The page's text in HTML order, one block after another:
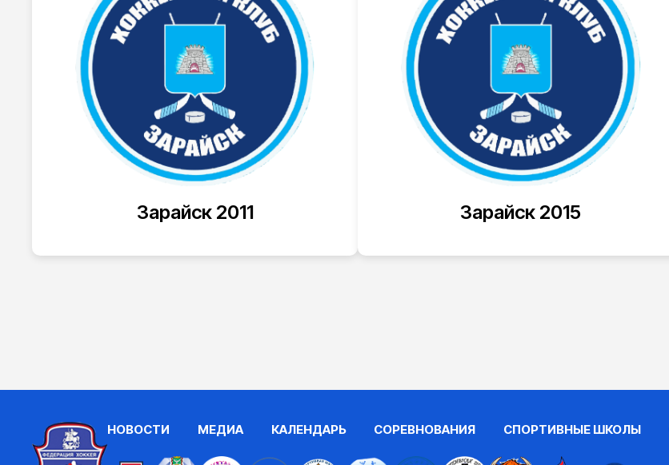
Зарайск 2011 Зарайск 2015
НОВОСТИ МЕДИА КАЛЕНДАРЬ СОРЕВНОВАНИЯ СПОРТИВНЫЕ ШКОЛЫ